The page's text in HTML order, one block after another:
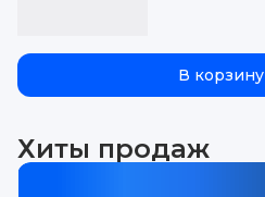
В корзину
Хиты продаж